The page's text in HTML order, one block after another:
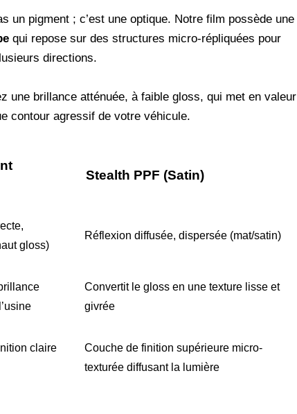
un pigment ; c’est une optique. Notre film possède une
qui repose sur des structures micro-répliquées pour
directions.
une brillance atténuée, à faible gloss, qui met en valeur
contour agressif de votre véhicule.
Stealth PPF (Satin)
gloss)
Réflexion diffusée, dispersée (mat/satin)
Convertit le gloss en une texture lisse et
givrée
claire
Couche de finition supérieure micro-
texturée diffusant la lumière